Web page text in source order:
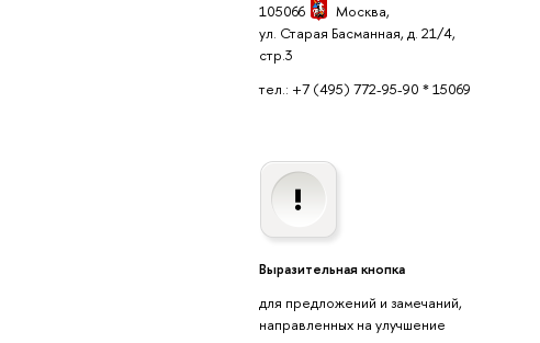
105066
Москва,
ул. Старая Басманная, д. 21/4,
стр.3
тел.: +7 (495) 772-95-90 * 15069
Выразительная кнопка
для предложений и замечаний,
направленных на улучшение